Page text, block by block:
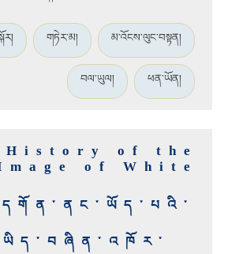
གཏེར་མ། མ་འོངས་ལུང་བསྟན།
བལ་ཡུལ། ཕན་ཡོན།
of the
of White